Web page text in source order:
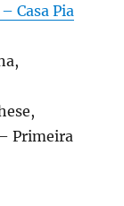
Casa Pia
Primeira